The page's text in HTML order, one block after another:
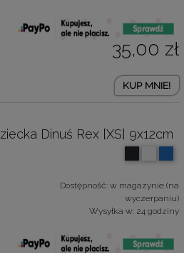
35,00 zł
KUP MNIE!
Dinuś Rex [XS] 9x12cm
Dostępność: w magazynie (na
wyczerpaniu)
Wysyłka w: 24 godziny